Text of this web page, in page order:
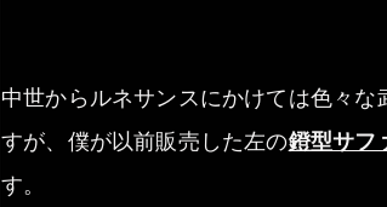
中世からルネサンスにかけては色々な
すが、僕が以前販売した左の鐙型サフ
す。